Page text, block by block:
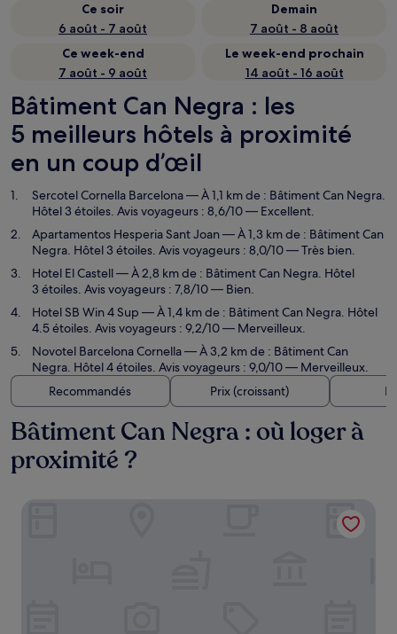
Ce soir
6 août - 7 août
Demain
7 août - 8 août
Ce week-end
7 août - 9 août
Le week-end prochain
14 août - 16 août
Bâtiment Can Negra : les
5 meilleurs hôtels à proximité
en un coup d’œil
Sercotel Cornella Barcelona— À 1,1 km de : Bâtiment Can Negra.
Hôtel 3 étoiles. Avis voyageurs : 8,6/10 — Excellent.
Apartamentos Hesperia Sant Joan— À 1,3 km de : Bâtiment Can
Negra. Hôtel 3 étoiles. Avis voyageurs : 8,0/10 — Très bien.
Hotel El Castell— À 2,8 km de : Bâtiment Can Negra. Hôtel
3 étoiles. Avis voyageurs : 7,8/10 — Bien.
Hotel SB Win 4 Sup — À 1,4 km de : Bâtiment Can Negra. Hôtel
4.5 étoiles. Avis voyageurs : 9,2/10 — Merveilleux.
Novotel Barcelona Cornella— À 3,2 km de : Bâtiment Can
Negra. Hôtel 4 étoiles. Avis voyageurs : 9,0/10 — Merveilleux.
Recommandés
Prix (croissant)
Bâtiment Can Negra : où loger à
proximité ?